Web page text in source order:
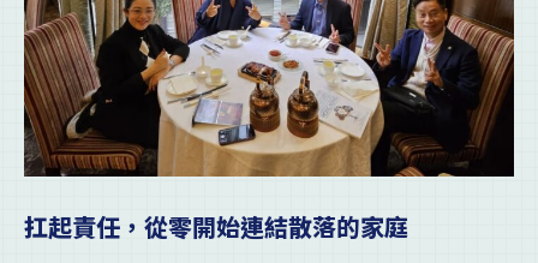
扛起責任，從零開始連結散落的家庭